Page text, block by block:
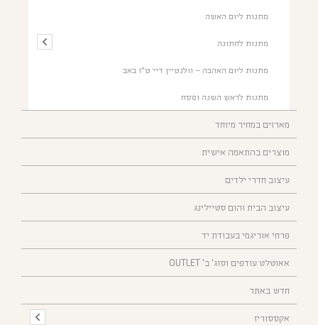
מתנות ליום האשה
מתנות לחתונה
מתנות ליום האהבה – וולנטיין דיי ט"ו באב
מתנות לראש השנה ופסח
מארזים במחיר מיוחד
מוצרים בהתאמה אישית
עיצוב חדרי ילדים
עיצוב הבית והום סטיילינג
פרחי אוריגמי בעבודת יד
אאוטלט עודפים וסוג' ב' OUTLET
חדש באתר
אקססוריז